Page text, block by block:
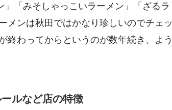
「みそしゃっこいラーメン」「ざるラ
メンは秋田ではかなり珍しいのでチェッ
終わってからというのが数年続き、よう
ルなど店の特徴